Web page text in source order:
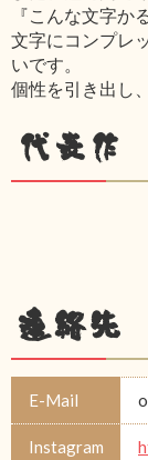
『こんな文字か
文字にコンプレ
いです。
個性を引き出し
代表作
連絡先
E-Mail
Instagram